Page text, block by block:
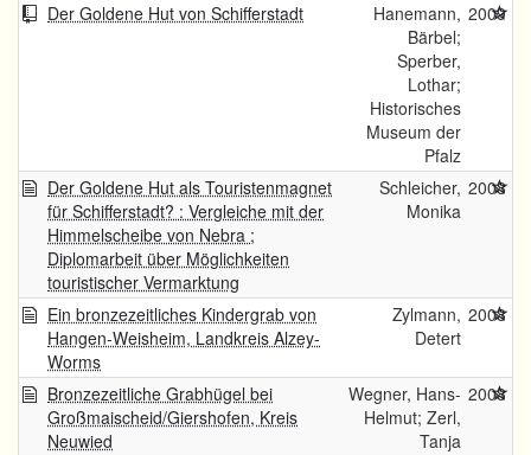
Der Goldene Hut von Schifferstadt
Hanemann,
Bärbel;
Sperber,
Lothar;
Historisches
Museum der
Pfalz
2009
Der Goldene Hut als Touristenmagnet
für Schifferstadt? : Vergleiche mit der
Himmelscheibe von Nebra ;
Diplomarbeit über Möglichkeiten
touristischer Vermarktung
Schleicher,
Monika
2008
Ein bronzezeitliches Kindergrab von
Hangen-Weisheim, Landkreis Alzey-
Worms
Zylmann,
Detert
2008
Bronzezeitliche Grabhügel bei
Großmaischeid/Giershofen, Kreis
Neuwied
Wegner, Hans-
Helmut; Zerl,
Tanja
2008